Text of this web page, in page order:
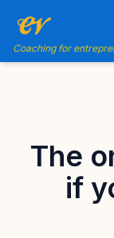
Coaching for
The
if